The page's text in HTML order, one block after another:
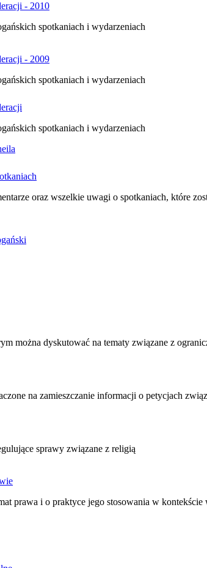
- 2010
spotkaniach i wydarzeniach
- 2009
spotkaniach i wydarzeniach
spotkaniach i wydarzeniach
oraz wszelkie uwagi o spotkaniach, które
można dyskutować na tematy związane z
na zamieszczanie informacji o petycjach
sprawy związane z religią
prawa i o praktyce jego stosowania w